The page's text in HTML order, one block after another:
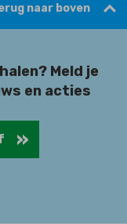
naar boven
Meld je
en acties